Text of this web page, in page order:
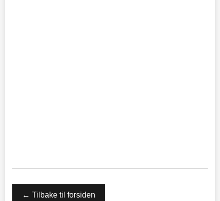
← Tilbake til forsiden